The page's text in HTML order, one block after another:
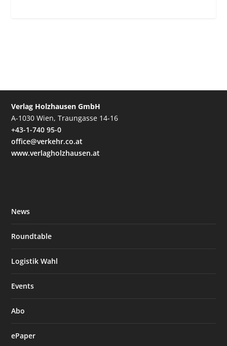
Verlag Holzhausen GmbH
A-1030 Wien, Traungasse 14-16
+43-1-740 95-0
office@verkehr.co.at
www.verlagholzhausen.at
News
Roundtable
Logistik Wahl
Events
Abo
ePaper